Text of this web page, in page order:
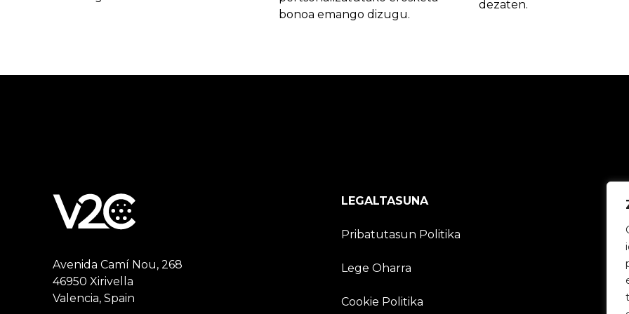
bonoa emango dizugu.
dezaten.
Avenida Camí Nou, 268
46950 Xirivella
Valencia, Spain
LEGALTASUNA
Pribatutasun Politika
Lege Oharra
Cookie Politika